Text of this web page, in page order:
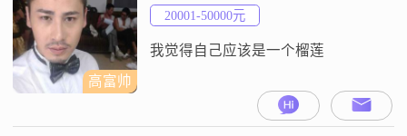
高富帅
20001-50000元
我觉得自己应该是一个榴莲